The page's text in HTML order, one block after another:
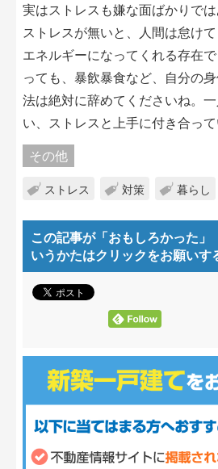
実はストレスも嫌な面ばかりで
ストレスが無いと、人間は怠け
エネルギーになってくれる存在
っても、暴飲暴食など、自分の
法は絶対に辞めてくださいね。
い、ストレスと上手に付き合って
その他
ストレス 対策 暮らし
この記事が「おもしろかった」
いうかたはクリックをお願いす